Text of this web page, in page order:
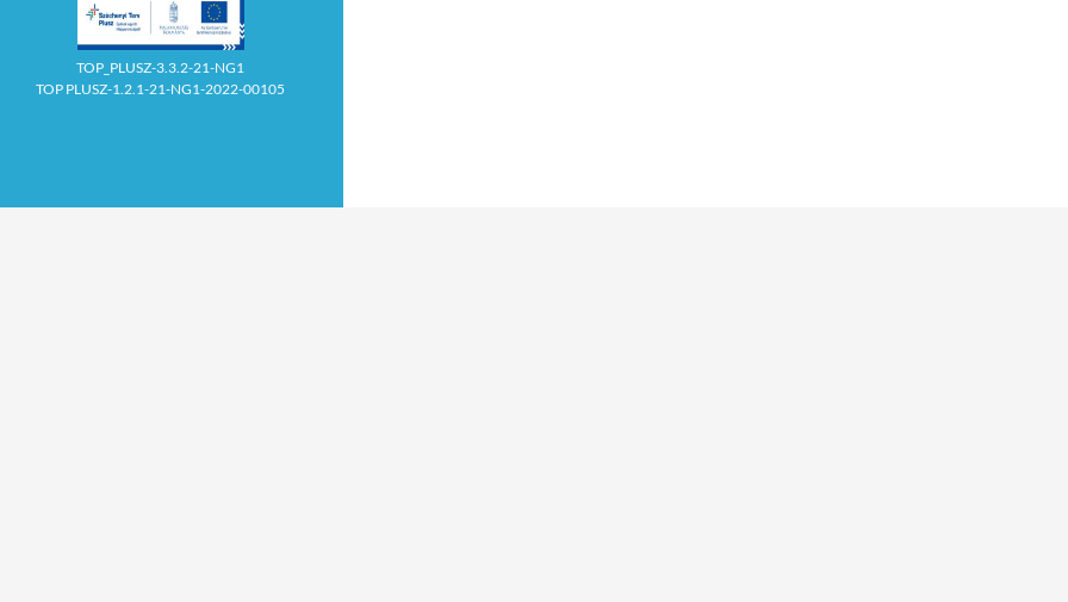
TOP_PLUSZ-3.3.2-21-NG1
TOP PLUSZ-1.2.1-21-NG1-2022-00105